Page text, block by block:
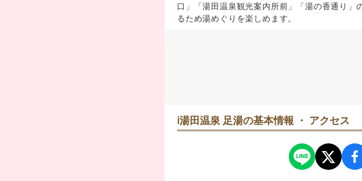
口」「湯田温泉観光案内所前」「湯の香通り」
るため湯めぐりを楽しめます。
ℹ️湯田温泉 足湯の基本情報 ・ アクセス